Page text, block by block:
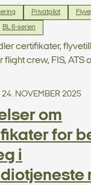
Privatpilot
BL 6-serien
certifikater,
crew, FIS, ATS
24. NOVEMBER 2025
om
for
i